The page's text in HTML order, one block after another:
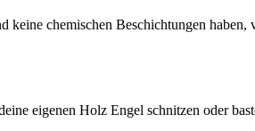
chemischen Beschichtungen ​haben,
‍eigenen Holz Engel schnitzen ‌oder